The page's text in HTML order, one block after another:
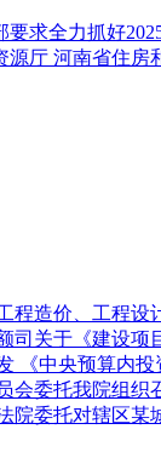
要求全力抓好
源厅 河南省住
程造价、工程
司关于《建设
《中央预算内
会委托我院组
院委托对辖区